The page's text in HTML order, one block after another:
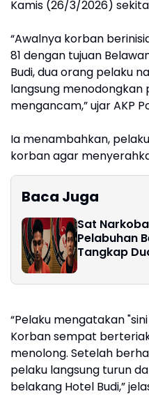
Kamis (26/3/2026)
“Awalnya korban
81 dengan tujuan
Budi, dua orang pelaku
langsung menodongkan
mengancam,” ujar AKP
Ia menambahkan,
korban agar
Baca Juga
Sat
Pelabuhan
Tangkap
Marelan
“Pelaku mengatakan
Korban sempat
menolong. Setelah
pelaku langsung turun
belakang Hotel Budi,”